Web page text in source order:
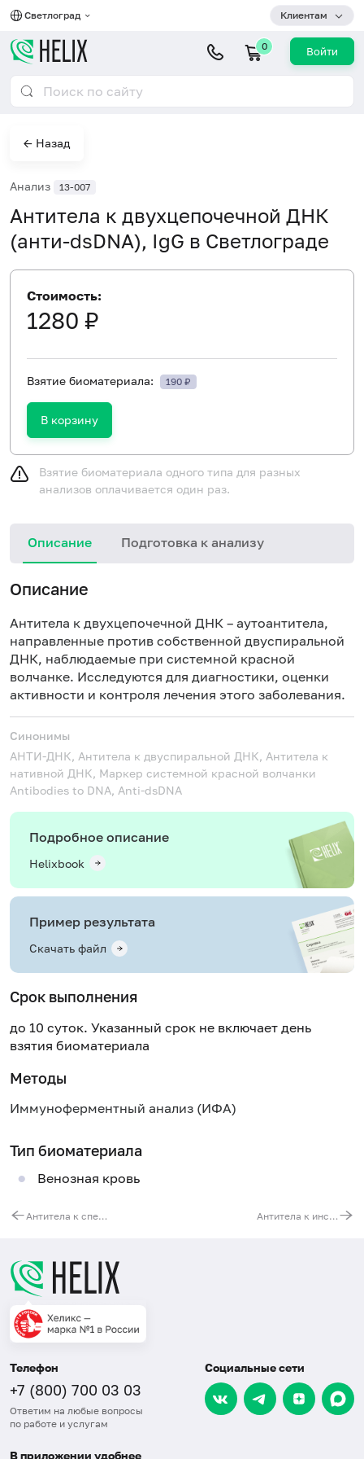
Светлоград Клиентам
0 Войти
← Назад
Анализ 13-007
Антитела к двухцепочечной ДНК
(анти-dsDNA), IgG в Светлограде
Стоимость:
1280 ₽
Взятие биоматериала: 190 ₽
В корзину
Взятие биоматериала одного типа для разных
анализов оплачивается один раз.
Описание Подготовка к анализу
Описание
Антитела к двухцепочечной ДНК – аутоантитела,
направленные против собственной двуспиральной
ДНК, наблюдаемые при системной красной
волчанке. Исследуются для диагностики, оценки
активности и контроля лечения этого заболевания.
Синонимы
АНТИ-ДНК, Антитела к двуспиральной ДНК, Антитела к
нативной ДНК, Маркер системной красной волчанки
Antibodies to DNA, Anti-dsDNA
Подробное описание
Helixbook
Пример результата
Скачать файл
Срок выполнения
до 10 суток. Указанный срок не включает день
взятия биоматериала
Методы
Иммуноферментный анализ (ИФА)
Тип биоматериала
Венозная кровь
Антитела к спермальным антигенам (в сперме) Антитела к инсулину, IgG
Телефон
+7 (800) 700 03 03
Ответим на любые вопросы
по работе и услугам
Социальные сети
В приложении удобнее